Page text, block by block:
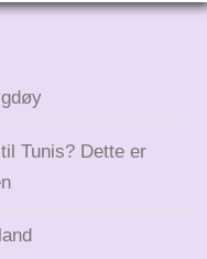
Tunis? Dette er